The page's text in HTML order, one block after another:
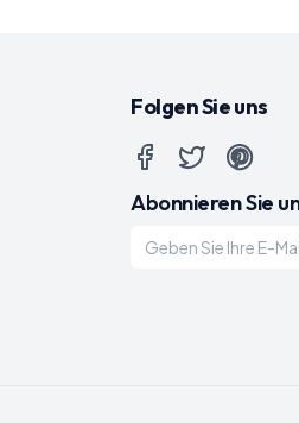
Folgen Sie uns
Abonnieren Sie